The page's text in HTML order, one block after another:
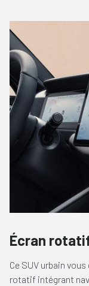
Écran
Ce SUV urbain
rotatif intégrant